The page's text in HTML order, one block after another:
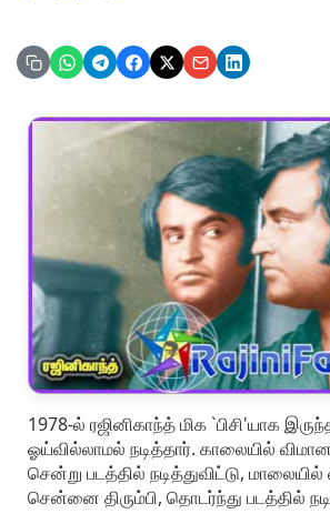
1978-ல் ரஜினிகாந்த் மிக `பிசி'யாக
ஓய்வில்லாமல் நடித்தார். காலையில்
சென்று படத்தில் நடித்துவிட்டு,
சென்னை திரும்பி, தொடர்ந்து படத்தில்